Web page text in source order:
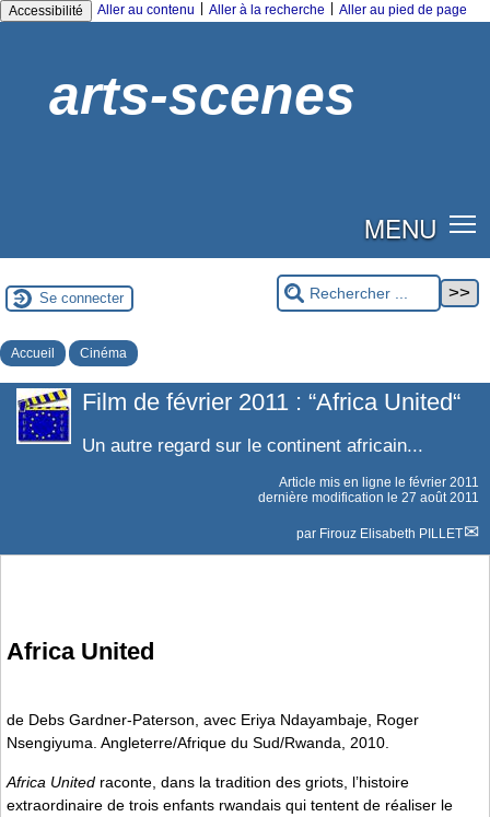
Accessibilité Aller au contenu Aller à la recherche Aller au pied de page
arts-scenes
MENU
Se connecter
Accueil Cinéma
Film de février 2011 : “Africa United“
Un autre regard sur le continent africain...
Article mis en ligne le février 2011
dernière modification le 27 août 2011
par Firouz Elisabeth PILLET
Africa United
de Debs Gardner-Paterson, avec Eriya Ndayambaje, Roger
Nsengiyuma. Angleterre/Afrique du Sud/Rwanda, 2010.
Africa United raconte, dans la tradition des griots, l’histoire
extraordinaire de trois enfants rwandais qui tentent de réaliser le